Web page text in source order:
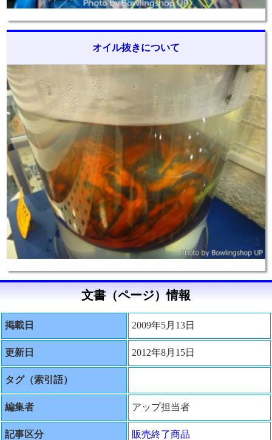
オイル抜きについて
文書（ページ）情報
掲載日 2009年5月13日
更新日 2012年8月15日
タグ（索引語）
編集者 アップ担当者
記事区分 販売終了商品